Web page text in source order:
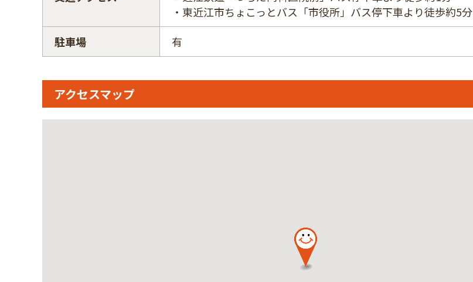
・東近江市ちょこっとバス「市役所」バス停下車より徒歩約5分
駐車場
有
アクセスマップ